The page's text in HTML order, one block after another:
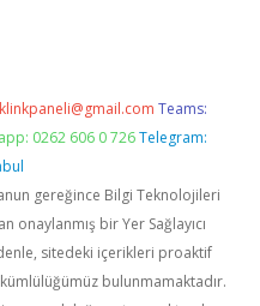
Teams:
0262 606 0 726 Telegram:
gereğince Bilgi Teknolojileri
onaylanmış bir Yer Sağlayıcı
sitedeki içerikleri proaktif
bulunmamaktadır.